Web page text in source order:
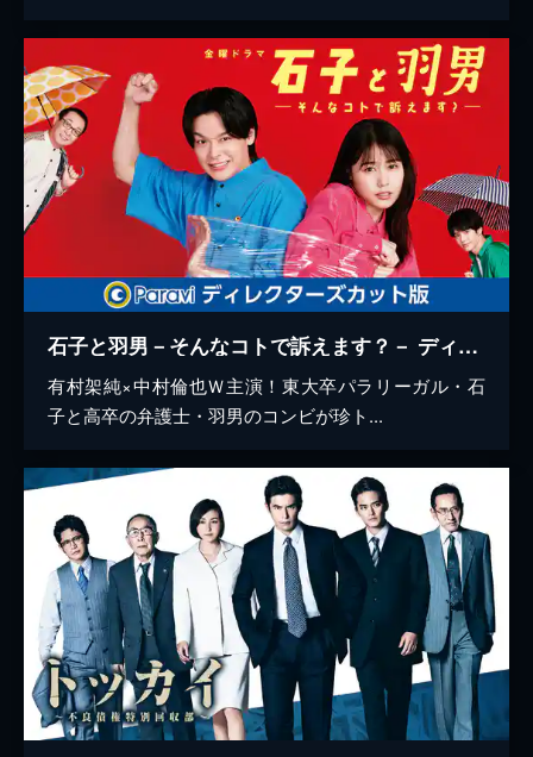
石子と羽男－そんなコトで訴えます？－ ディレクターズカット版
有村架純×中村倫也Ｗ主演！東大卒パラリーガル・石
子と高卒の弁護士・羽男のコンビが珍ト...